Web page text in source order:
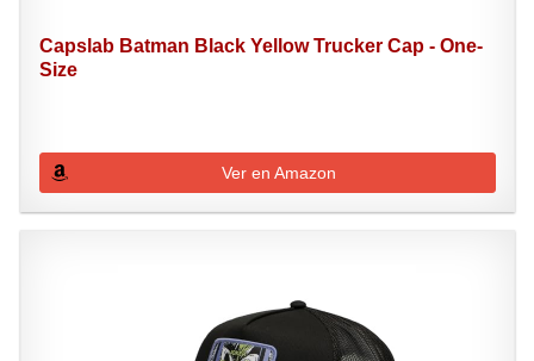
Capslab Batman Black Yellow Trucker Cap - One-
Size
Ver en Amazon